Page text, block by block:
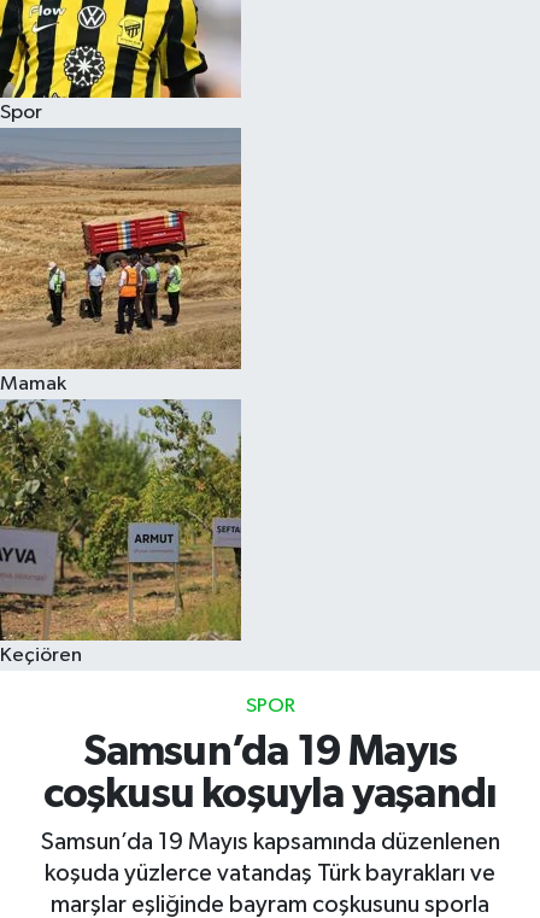
Spor
Mamak
Keçiören
SPOR
Samsun’da 19 Mayıs
coşkusu koşuyla yaşandı
Samsun’da 19 Mayıs kapsamında düzenlenen
koşuda yüzlerce vatandaş Türk bayrakları ve
marşlar eşliğinde bayram coşkusunu sporla